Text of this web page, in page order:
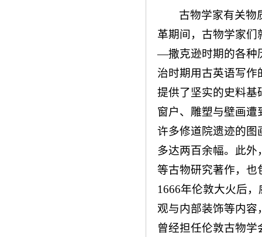
古物学家有关物
革期间，古物学家
—撒克逊时期的各种
治时期用古英语写
提供了坚实的史料基
窗户、雕塑与壁画遭
许多修道院遗迹的图
多达两百余幅。此
等古物研究著作，也
1666年伦敦大火后
观与内部装饰等内容
曾经担任伦敦古物